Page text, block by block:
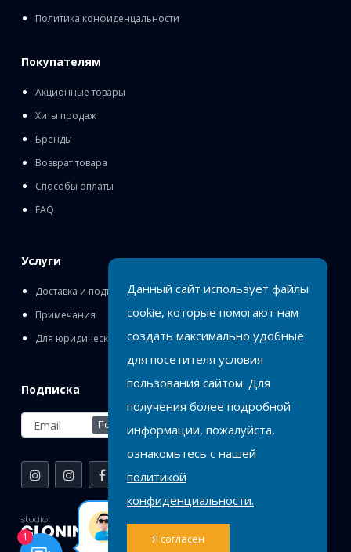
Политика конфиденцальности
Покупателям
Акционные товары
Хиты продаж
Бренды
Возврат товара
Способы оплаты
FAQ
Услуги
Доставка и подъём
Примечания
Для юридических лиц
Подписка
Подписаться
1
Оставь заявку или
напиши нам на
Данный сайт использует файлы
cookie, которые помогают нам
создать максимально удобные
для посетителя условия
пользования сайтом. Для
получения более подробной
информации, пожалуйста,
ознакомьтесь с нашей
политикой
конфиденциальности.
Я согласен